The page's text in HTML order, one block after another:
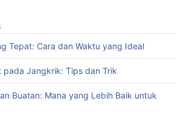
Tepat: Cara dan Waktu yang Ideal
pada Jangkrik: Tips dan Trik
Buatan: Mana yang Lebih Baik untuk